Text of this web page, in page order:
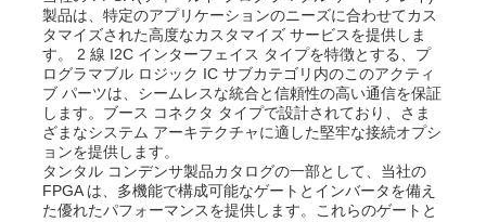
製品は、特定のアプリケーションのニーズに合わせてカス
タマイズされた高度なカスタマイズ サービスを提供しま
す。 2 線 I2C インターフェイス タイプを特徴とする、プ
ログラマブル ロジック IC サブカテゴリ内のこのアクティ
ブ パーツは、シームレスな統合と信頼性の高い通信を保証
します。ブース コネクタ タイプで設計されており、さま
ざまなシステム アーキテクチャに適した堅牢な接続オプシ
ョンを提供します。
タンタル コンデンサ製品カタログの一部として、当社の
FPGA は、多機能で構成可能なゲートとインバータを備え
た優れたパフォーマンスを提供します。これらのゲートと